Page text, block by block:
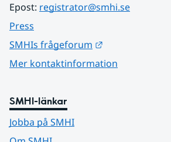
Epost: registrator@smhi.se
Press
SMHIs frågeforum
Mer kontaktinformation
SMHI-länkar
Jobba på SMHI